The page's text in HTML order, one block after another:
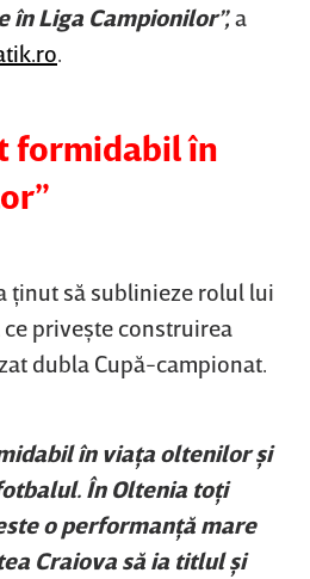
în Liga Campionilor”,a
formidabil în
ţinut să sublinieze rolul lui
priveşte construirea
dubla Cupă-campionat.
în viaţa oltenilor şi
În Oltenia toţi
o performanţă mare
Craiova să ia titlul şi